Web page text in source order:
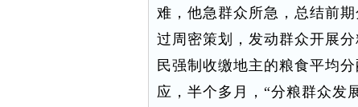
难，他急群众所急，总结前
过周密策划，发动群众开展
民强制收缴地主的粮食平均
应，半个多月，“分粮群众发